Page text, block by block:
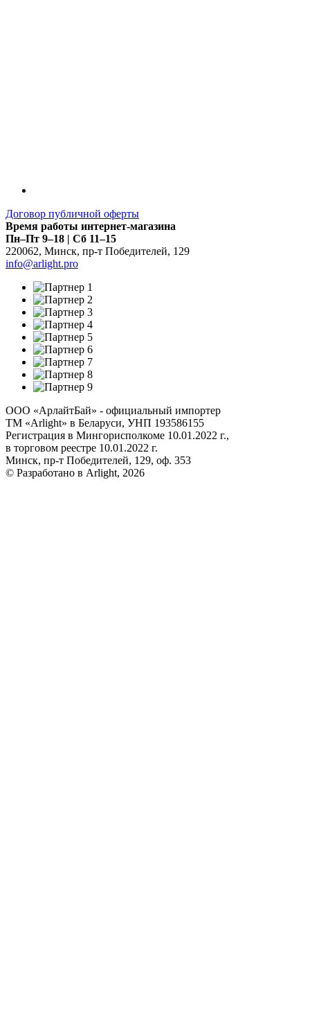
Договор публичной оферты
Время работы интернет-магазина
Пн–Пт 9–18 | Сб 11–15
220062, Минск, пр-т Победителей, 129
info@arlight.pro
ООО «АрлайтБай» - официальный импортер
ТМ «Arlight» в Беларуси, УНП 193586155
Регистрация в Мингорисполкоме 10.01.2022 г.,
в торговом реестре 10.01.2022 г.
Минск, пр-т Победителей, 129, оф. 353
© Разработано в Arlight, 2026